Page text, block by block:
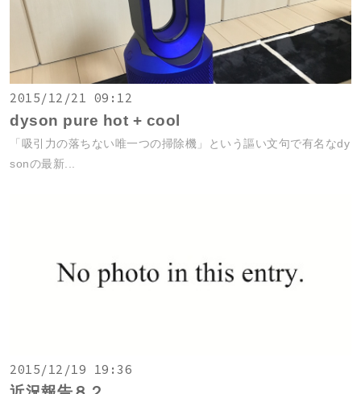
2015/12/21 09:12
dyson pure hot + cool
「吸引力の落ちない唯一つの掃除機」という謳い文句で有名なdy
sonの最新...
2015/12/19 19:36